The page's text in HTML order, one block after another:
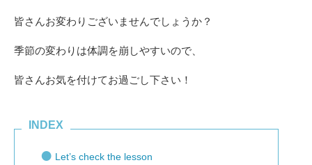
皆さんお変わりございませんでしょうか？
季節の変わりは体調を崩しやすいので、
皆さんお気を付けてお過ごし下さい！
INDEX
Let’s check the lesson